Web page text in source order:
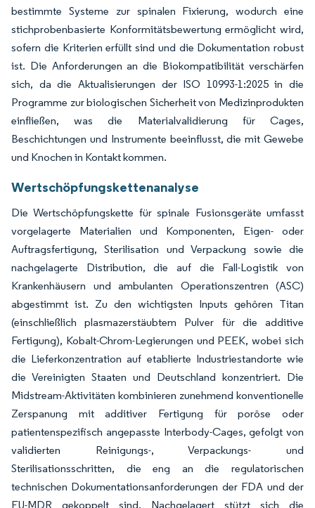
bestimmte Systeme zur spinalen Fixierung, wodurch eine
stichprobenbasierte Konformitätsbewertung ermöglicht wird,
sofern die Kriterien erfüllt sind und die Dokumentation robust
ist. Die Anforderungen an die Biokompatibilität verschärfen
sich, da die Aktualisierungen der ISO 10993-1:2025 in die
Programme zur biologischen Sicherheit von Medizinprodukten
einfließen, was die Materialvalidierung für Cages,
Beschichtungen und Instrumente beeinflusst, die mit Gewebe
und Knochen in Kontakt kommen.
Wertschöpfungskettenanalyse
Die Wertschöpfungskette für spinale Fusionsgeräte umfasst
vorgelagerte Materialien und Komponenten, Eigen- oder
Auftragsfertigung, Sterilisation und Verpackung sowie die
nachgelagerte Distribution, die auf die Fall-Logistik von
Krankenhäusern und ambulanten Operationszentren (ASC)
abgestimmt ist. Zu den wichtigsten Inputs gehören Titan
(einschließlich plasmazerstäubtem Pulver für die additive
Fertigung), Kobalt-Chrom-Legierungen und PEEK, wobei sich
die Lieferkonzentration auf etablierte Industriestandorte wie
die Vereinigten Staaten und Deutschland konzentriert. Die
Midstream-Aktivitäten kombinieren zunehmend konventionelle
Zerspanung mit additiver Fertigung für poröse oder
patientenspezifisch angepasste Interbody-Cages, gefolgt von
validierten Reinigungs-, Verpackungs- und
Sterilisationsschritten, die eng an die regulatorischen
technischen Dokumentationsanforderungen der FDA und der
EU-MDR gekoppelt sind. Nachgelagert stützt sich die